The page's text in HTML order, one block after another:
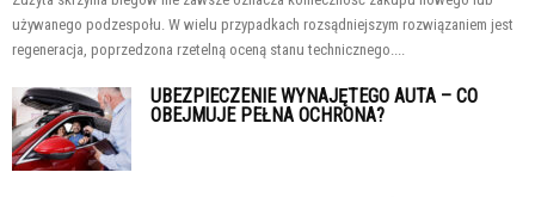
używanego podzespołu. W wielu przypadkach rozsądniejszym rozwiązaniem jest
regeneracja, poprzedzona rzetelną oceną stanu technicznego....
UBEZPIECZENIE WYNAJĘTEGO AUTA – CO
OBEJMUJE PEŁNA OCHRONA?